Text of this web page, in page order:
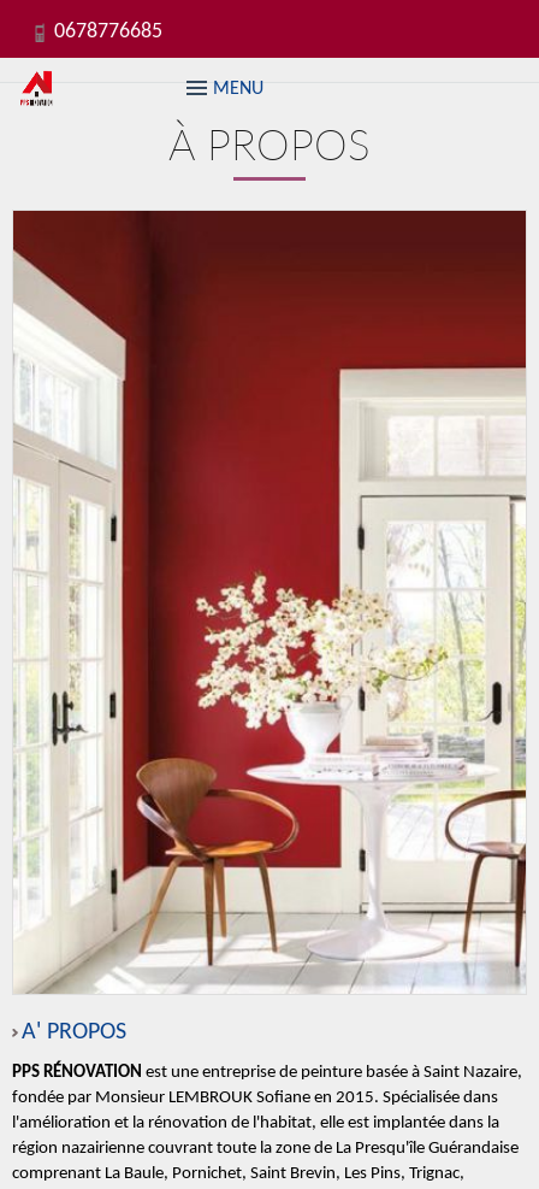
0678776685
MENU
À PROPOS
A' PROPOS
PPS RÉNOVATION est une entreprise de peinture basée à Saint Nazaire,
fondée par Monsieur LEMBROUK Sofiane en 2015. Spécialisée dans
l'amélioration et la rénovation de l'habitat, elle est implantée dans la
région nazairienne couvrant toute la zone de La Presqu'île Guérandaise
comprenant La Baule, Pornichet, Saint Brevin, Les Pins, Trignac,